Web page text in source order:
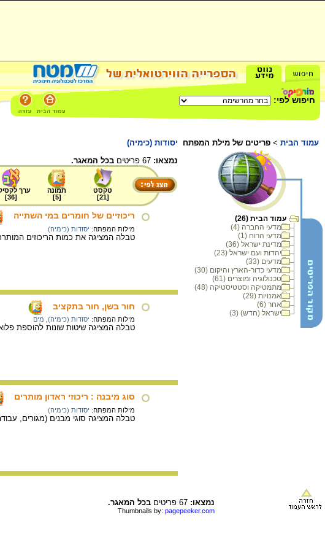
חיפוש לפי:
עמוד הבית > פריטים של מילת המפתח יסודות (כימיה)
עמוד הבית (26)
מדעי החברה (4)
מדעי הרוח (1)
מדינת ישראל (36)
יהדות ועם ישראל (23)
מדעים (33)
מדעי כדור-הארץ והיקום (30)
טכנולוגיה ומוצרים (61)
מתמטיקה וסטטיסטיקה (48)
אמנויות (29)
אחר (6)
ישראל (חדש) (3)
נמצאו:
בכל המאגר.
טקסט
[
21
]
תמונה
[
5
]
ערך
[
36
]
ריכוזיים של חומרים במי השתייה
מילות המפתח: יסודות (כימיה)
טבלה המציגה את כמות הריכוזים
חור בשן, חור בתקציב
מילות המפתח: יסודות (כימיה) מים
טבלה המציגה שיטות שונות להוספת
סוג מיבנה : ריכוזי ראדון מותרים
מילות המפתח: יסודות (כימיה)
טבלה המציגה סוגי מבנים (מגורים,
נמצאו:
בכל המאגר.
Thumbnails by: pagepeeker.com